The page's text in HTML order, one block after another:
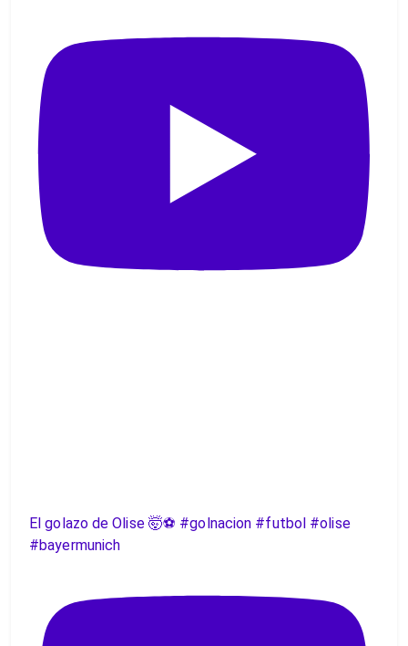
El golazo de Olise 🤯⚽️ #golnacion #futbol #olise
#bayermunich